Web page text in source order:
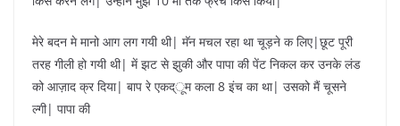
मेरे बदन मे मानो आग लग गयी थी| मॅन मचल रहा था चूड़ने क लिए|छूट पूरी
तरह गीली हो गयी थी| में झट से झुकी और पापा की पेंट निकल कर उनके लंड
को आज़ाद क्र दिया| बाप रे एकद्ूम कला 8 इंच का था| उसको मैं चूसने
ल्गी| पापा की